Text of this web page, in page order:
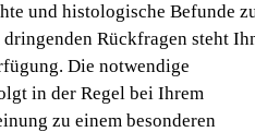
und histologische Befunde
Rückfragen steht
Die notwendige
in der Regel bei Ihrem
zu einem besonderen